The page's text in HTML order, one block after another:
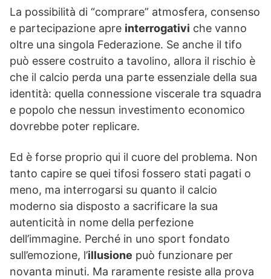
La possibilità di “comprare” atmosfera, consenso
e partecipazione apre interrogativi che vanno
oltre una singola Federazione. Se anche il tifo
può essere costruito a tavolino, allora il rischio è
che il calcio perda una parte essenziale della sua
identità: quella connessione viscerale tra squadra
e popolo che nessun investimento economico
dovrebbe poter replicare.
Ed è forse proprio qui il cuore del problema. Non
tanto capire se quei tifosi fossero stati pagati o
meno, ma interrogarsi su quanto il calcio
moderno sia disposto a sacrificare la sua
autenticità in nome della perfezione
dell’immagine. Perché in uno sport fondato
sull’emozione, l’illusione può funzionare per
novanta minuti. Ma raramente resiste alla prova